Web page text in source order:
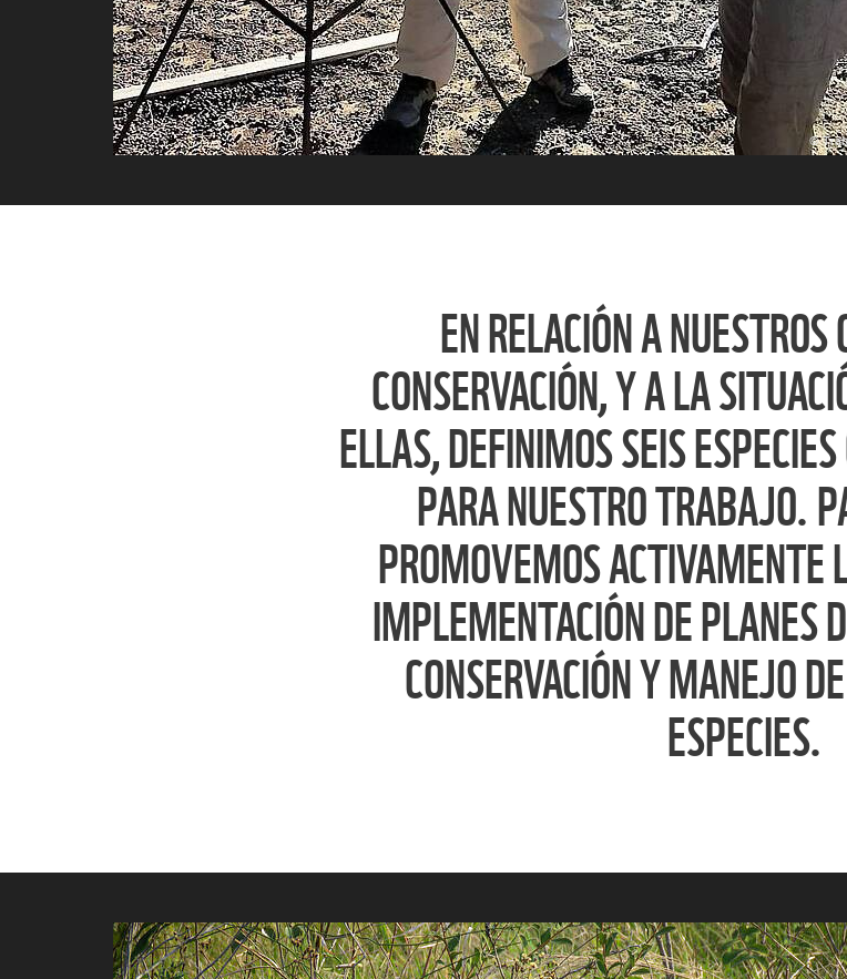
©
EN RELACIÓN A
CONSERVACIÓN, Y A LA
ELLAS, DEFINIMOS SEIS
PARA NUESTRO TRABAJO.
PROMOVEMOS ACTIVAMENTE
IMPLEMENTACIÓN DE PLANES
CONSERVACIÓN Y MANEJO
ESPECIES.